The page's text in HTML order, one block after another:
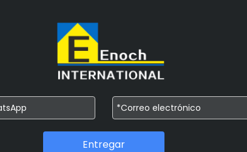
Entregar